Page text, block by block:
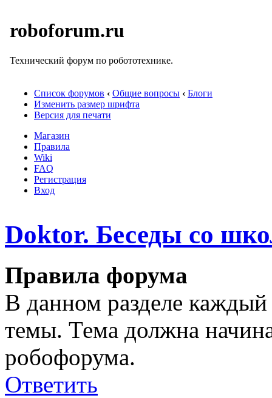
roboforum.ru
Технический форум по робототехнике.
Список форумов ‹ Общие вопросы ‹ Блоги
Изменить размер шрифта
Версия для печати
Магазин
Правила
Wiki
FAQ
Регистрация
Вход
Doktor. Беседы со
Правила форума
В данном разделе
темы. Тема должна
робофорума.
Ответить